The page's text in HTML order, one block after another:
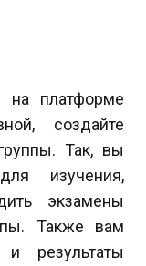
на платформе
создайте
Так, вы
изучения,
экзамены
Также вам
и результаты